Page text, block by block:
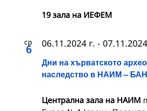
19 зала на ИЕФЕМ
ср
6
Дни на хърватското
наследство в НАИМ – БАН
06.11.2024 г. -
Централна зала на НАИМ